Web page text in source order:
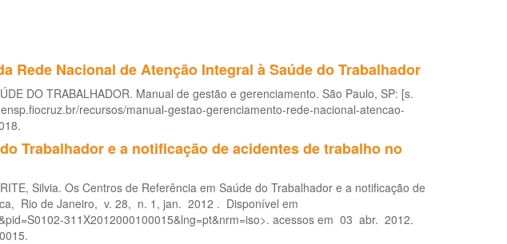
Rede Nacional de Atenção Integral à Saúde do Trabalhador
DO TRABALHADOR. Manual de gestão e gerenciamento. São Paulo, SP: [s.
recursos/manual-gestao-gerenciamento-rede-nacional-atencao-
Trabalhador e a notificação de acidentes de trabalho no
Silvia. Os Centros de Referência em Saúde do Trabalhador e a notificação de
Rio de Janeiro, v. 28, n. 1, jan. 2012 . Disponível em
311X2012000100015&lng=pt&nrm=iso>. acessos em 03 abr. 2012.